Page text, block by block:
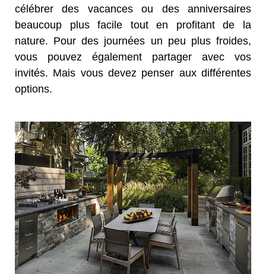
célébrer des vacances ou des anniversaires
beaucoup plus facile tout en profitant de la
nature. Pour des journées un peu plus froides,
vous pouvez également partager avec vos
invités. Mais vous devez penser aux différentes
options.